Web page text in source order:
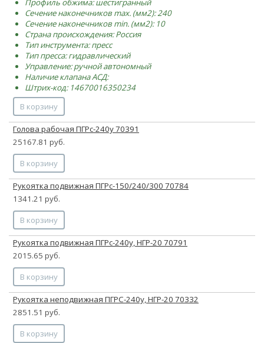
Сечение наконечников max. (мм2): 240
Сечение наконечников min. (мм2): 10
Страна происхождения: Россия
Тип инструмента: пресс
Тип пресса: гидравлический
Управление: ручной автономный
Наличие клапана АСД:
Штрих-код: 14670016350234
В корзину
Голова рабочая ПГРс-240у 70391
25167.81 руб.
В корзину
Рукоятка подвижная ПГРс-150/240/300 70784
1341.21 руб.
В корзину
Рукоятка подвижная ПГРс-240у, НГР-20 70791
2015.65 руб.
В корзину
Рукоятка неподвижная ПГРС-240у, НГР-20 70332
2851.51 руб.
В корзину